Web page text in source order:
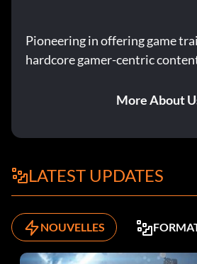
Pioneering in offering game
hardcore gamer-centric
More About
LATEST UPDATES
NOUVELLES